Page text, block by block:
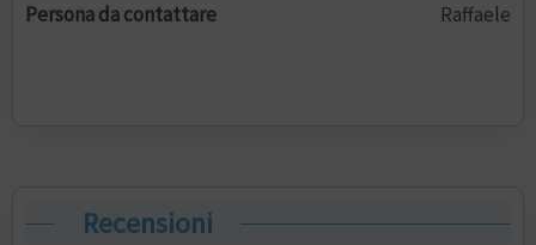
Persona da contattare Raffaele
Recensioni